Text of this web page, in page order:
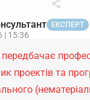
ЕКСПЕРТ
| 15:36
проектів та